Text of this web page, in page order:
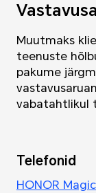
Muutmaks
teenuste
pakume
vabatahtlikul
Telefonid
HONOR